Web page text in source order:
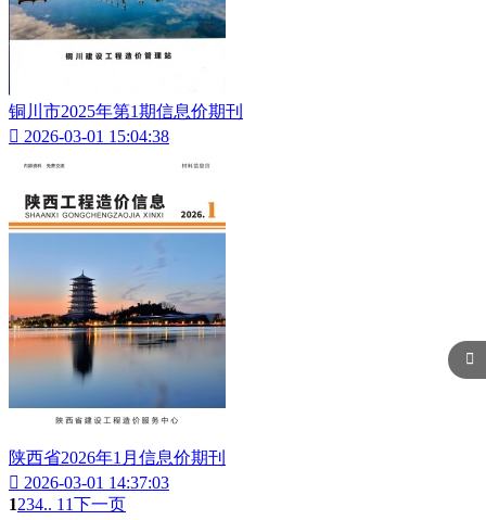
铜川市2025年第1期信息价期刊
 2026-03-01 15:04:38
陕西省2026年1月信息价期刊
 2026-03-01 14:37:03
1234.. 11下一页
